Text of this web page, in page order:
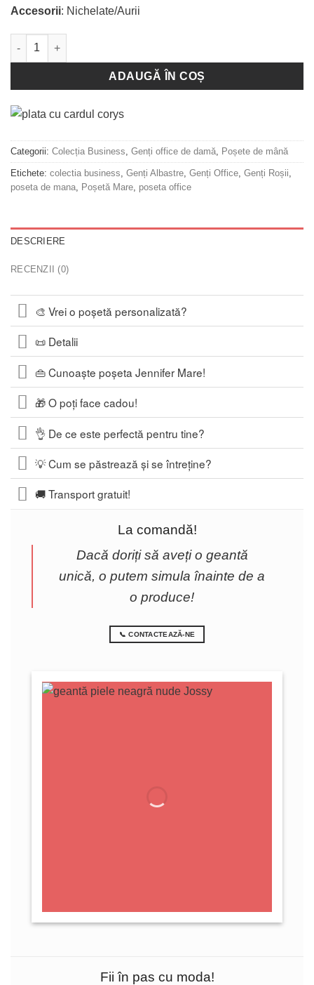
Accesorii: Nichelate/Aurii
Cantitate Poșetă Jennifer - Red, Blue
ADAUGĂ ÎN COȘ
Categorii: Colecția Business Genți office de damă Poșete de mână
Etichete: colectia business Genți Albastre Genți Office Genți Roșii
poseta de mana Poșetă Mare poseta office
DESCRIERE
RECENZII (0)
🎨 Vrei o poșetă personalizată?
📜 Detalii
👜 Cunoaște poșeta Jennifer Mare!
🎁 O poți face cadou!
👌 De ce este perfectă pentru tine?
💡 Cum se păstrează și se întreține?
🚚 Transport gratuit!
La comandă!
Dacă doriți să aveți o geantă
unică, o putem simula înainte de a
o produce!
📞 CONTACTEAZĂ-NE
Fii în pas cu moda!